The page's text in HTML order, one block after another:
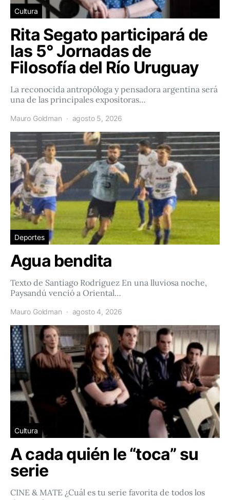
Cultura
Rita Segato participará de
las 5° Jornadas de
Filosofía del Río Uruguay
La reconocida antropóloga y pensadora argentina será
una de las principales expositoras…
Mauro Goldman agosto 5, 2026
Deportes
Agua bendita
Texto de Santiago Rodríguez En una lluviosa noche,
Paysandú venció a Oriental…
Mauro Goldman agosto 4, 2026
Cultura
A cada quién le “toca” su
serie
CINE & MATE ¿Cuál es tu serie favorita de todos los